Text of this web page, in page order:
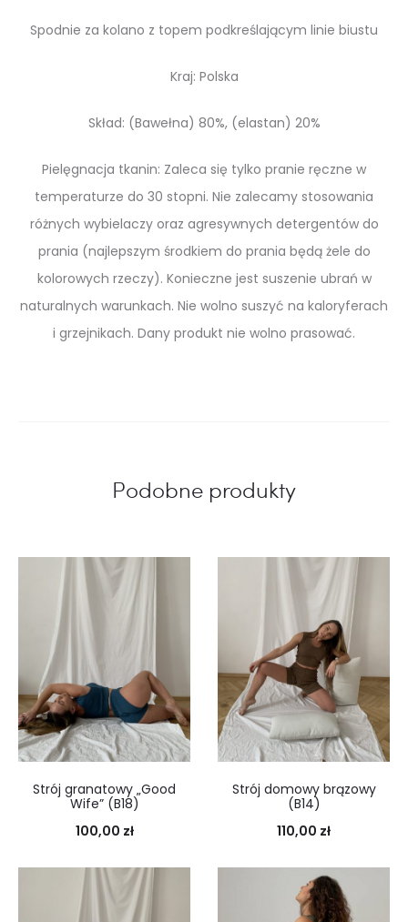
Spodnie za kolano z topem podkreślającym linie biustu
Kraj: Polska
Skład: (Bawełna) 80%, (elastan) 20%
Pielęgnacja tkanin: Zaleca się tylko pranie ręczne w
temperaturze do 30 stopni. Nie zalecamy stosowania
różnych wybielaczy oraz agresywnych detergentów do
prania (najlepszym środkiem do prania będą żele do
kolorowych rzeczy). Konieczne jest suszenie ubrań w
naturalnych warunkach. Nie wolno suszyć na kaloryferach
i grzejnikach. Dany produkt nie wolno prasować.
Podobne produkty
Strój granatowy „Good
Wife” (B18)
100,00 zł
Strój domowy brązowy
(B14)
110,00 zł